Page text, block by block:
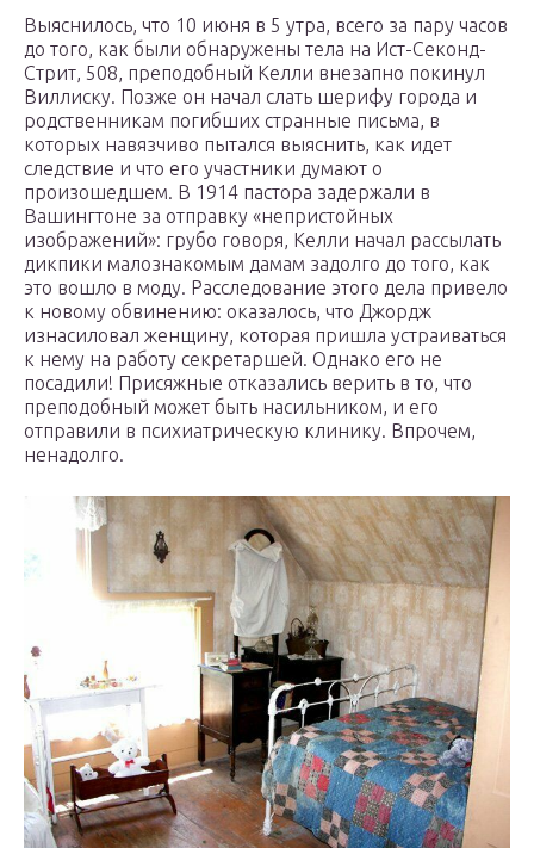
Выяснилось, что 10 июня в 5 утра, всего за пару часов
до того, как были обнаружены тела на Ист-Секонд-
Стрит, 508, преподобный Келли внезапно покинул
Виллиску. Позже он начал слать шерифу города и
родственникам погибших странные письма, в
которых навязчиво пытался выяснить, как идет
следствие и что его участники думают о
произошедшем. В 1914 пастора задержали в
Вашингтоне за отправку «непристойных
изображений»: грубо говоря, Келли начал рассылать
дикпики малознакомым дамам задолго до того, как
это вошло в моду. Расследование этого дела привело
к новому обвинению: оказалось, что Джордж
изнасиловал женщину, которая пришла устраиваться
к нему на работу секретаршей. Однако его не
посадили! Присяжные отказались верить в то, что
преподобный может быть насильником, и его
отправили в психиатрическую клинику. Впрочем,
ненадолго.